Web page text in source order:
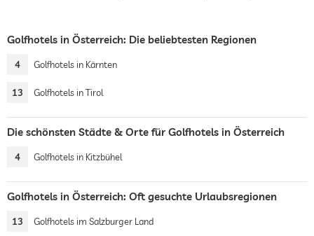
Golfhotels in Österreich: Die beliebtesten Regionen
4 Golfhotels in Kärnten
13 Golfhotels in Tirol
Die schönsten Städte & Orte für Golfhotels in Österreich
4 Golfhotels in Kitzbühel
Golfhotels in Österreich: Oft gesuchte Urlaubsregionen
13 Golfhotels im Salzburger Land